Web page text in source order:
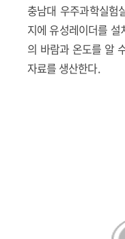
충남대 우주과학실험
지에 유성레이더를 설
의 바람과 온도를 알
자료를 생산한다.